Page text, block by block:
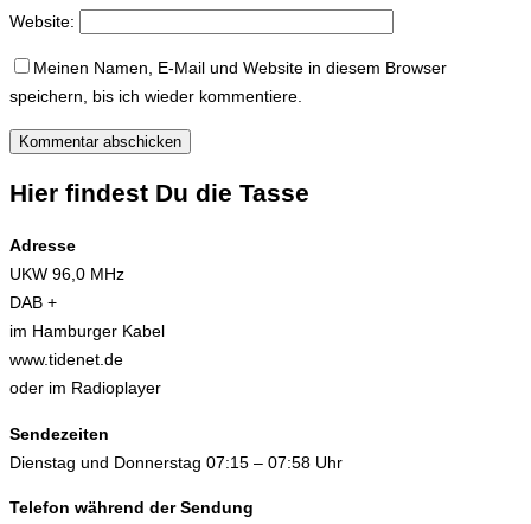
Website:
Meinen Namen, E-Mail und Website in diesem Browser
speichern, bis ich wieder kommentiere.
Hier findest Du die Tasse
Adresse
UKW 96,0 MHz
DAB +
im Hamburger Kabel
www.tidenet.de
oder im Radioplayer
Sendezeiten
Dienstag und Donnerstag 07:15 – 07:58 Uhr
Telefon während der Sendung